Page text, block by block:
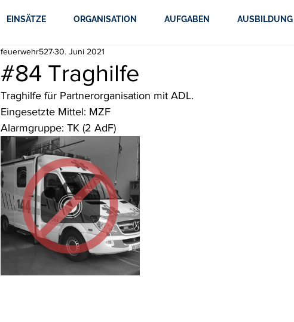
EINSÄTZE ORGANISATION AUFGABEN AUSBILDUNG
#84 Traghilfe
feuerwehr52730. Juni 2021
Traghilfe für Partnerorganisation mit ADL.
Eingesetzte Mittel: MZF
Alarmgruppe: TK (2 AdF)